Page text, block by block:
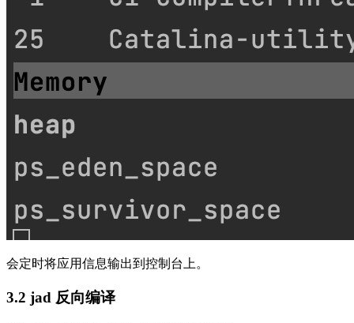
会定时将应用信息输出到控制台上。
3.2 jad 反向编译